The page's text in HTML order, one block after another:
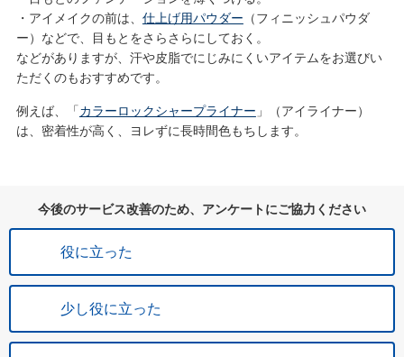
・アイメイクの前は、 仕上げ用パウダー （フィニッシュパウダ
ー）などで、目もとをさらさらにしておく。
などがありますが、汗や皮脂でにじみにくいアイテムをお選びい
ただくのもおすすめです。
例えば、「カラーロックシャープライナー 」（アイライナー）
は、密着性が高く、ヨレずに長時間色もちします。
今後のサービス改善のため、アンケートにご協力ください
役に立った
少し役に立った